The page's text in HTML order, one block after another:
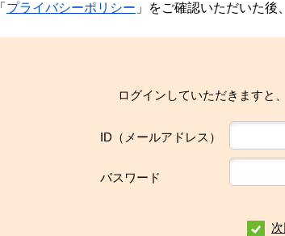
「 プライバシーポリシー 」をご確認いただいた後
ログインしていただきますと
ID（メールアドレス）
パスワード